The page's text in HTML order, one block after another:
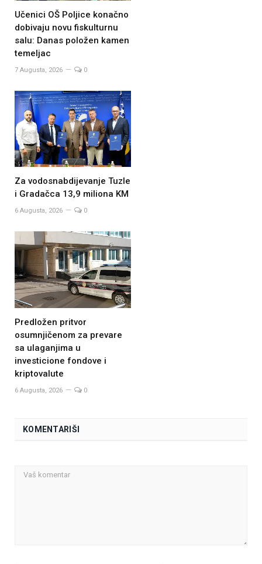
Učenici OŠ Poljice konačno
dobivaju novu fiskulturnu
salu: Danas položen kamen
temeljac
7 Augusta, 2026 0
Za vodosnabdijevanje Tuzle
i Gradačca 13,9 miliona KM
6 Augusta, 2026 0
Predložen pritvor
osumnjičenom za prevare
sa ulaganjima u
investicione fondove i
kriptovalute
6 Augusta, 2026 0
KOMENTARIŠI